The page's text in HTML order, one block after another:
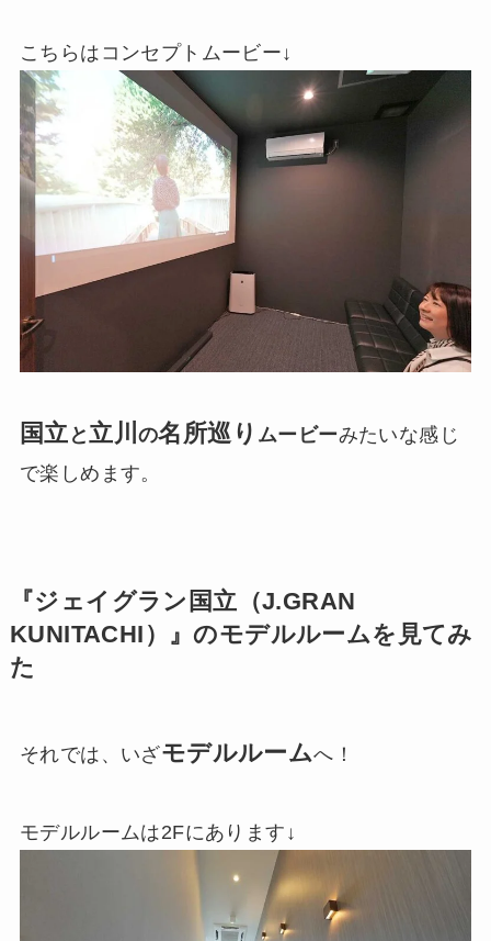
こちらはコンセプトムービー↓
国立 と 立川 の名所巡り ムービーみたいな感じ
で楽しめます。
『ジェイグラン国立（J.GRAN
KUNITACHI）』のモデルルームを見てみ
た
それでは、いざモデルルームへ！
モデルルームは2Fにあります↓